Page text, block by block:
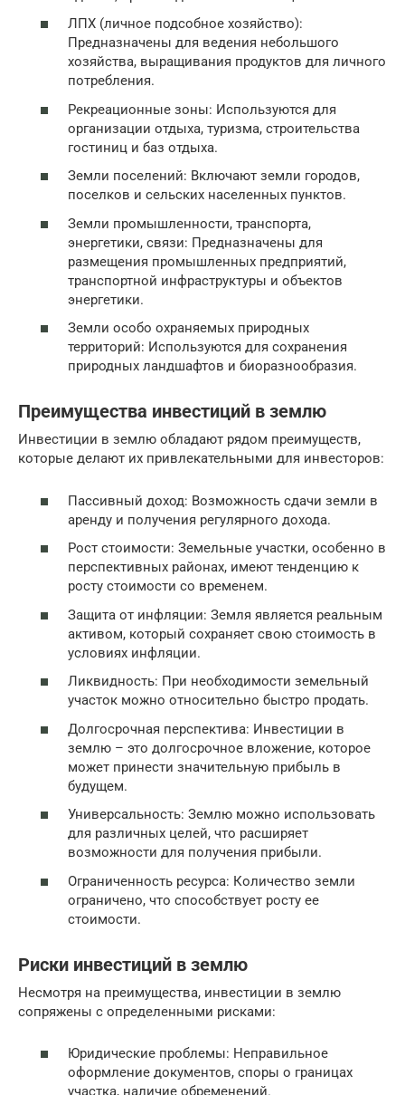
ЛПХ (личное подсобное хозяйство):
Предназначены для ведения небольшого
хозяйства, выращивания продуктов для личного
потребления.
Рекреационные зоны: Используются для
организации отдыха, туризма, строительства
гостиниц и баз отдыха.
Земли поселений: Включают земли городов,
поселков и сельских населенных пунктов.
Земли промышленности, транспорта,
энергетики, связи: Предназначены для
размещения промышленных предприятий,
транспортной инфраструктуры и объектов
энергетики.
Земли особо охраняемых природных
территорий: Используются для сохранения
природных ландшафтов и биоразнообразия.
Преимущества инвестиций в землю
Инвестиции в землю обладают рядом преимуществ,
которые делают их привлекательными для инвесторов:
Пассивный доход: Возможность сдачи земли в
аренду и получения регулярного дохода.
Рост стоимости: Земельные участки, особенно в
перспективных районах, имеют тенденцию к
росту стоимости со временем.
Защита от инфляции: Земля является реальным
активом, который сохраняет свою стоимость в
условиях инфляции.
Ликвидность: При необходимости земельный
участок можно относительно быстро продать.
Долгосрочная перспектива: Инвестиции в
землю – это долгосрочное вложение, которое
может принести значительную прибыль в
будущем.
Универсальность: Землю можно использовать
для различных целей, что расширяет
возможности для получения прибыли.
Ограниченность ресурса: Количество земли
ограничено, что способствует росту ее
стоимости.
Риски инвестиций в землю
Несмотря на преимущества, инвестиции в землю
сопряжены с определенными рисками:
Юридические проблемы: Неправильное
оформление документов, споры о границах
участка, наличие обременений.